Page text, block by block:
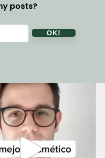
posts?